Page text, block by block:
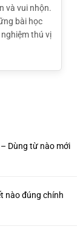
và vui nhộn.
bài học
thú vị
Dùng từ nào mới
nào đúng chính